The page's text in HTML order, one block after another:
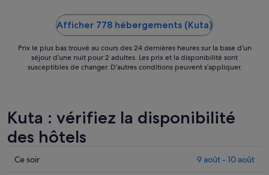
Afficher 778 hébergements (Kuta)
Prix le plus bas trouvé au cours des 24 dernières heures sur la base d’un
séjour d’une nuit pour 2 adultes. Les prix et la disponibilité sont
susceptibles de changer. D’autres conditions peuvent s’appliquer.
Kuta : vérifiez la disponibilité
des hôtels
Consulter
Ce soir 9 août - 10 août